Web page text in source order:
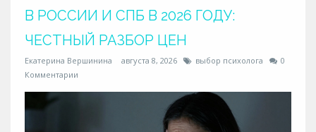
В РОССИИ И СПБ В 2026 ГОДУ:
ЧЕСТНЫЙ РАЗБОР ЦЕН
Екатерина Вершинина августа 8, 2026 выбор психолога
0
Комментарии